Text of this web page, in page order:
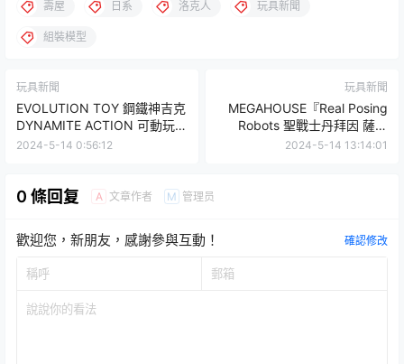
壽屋 日系 洛克人 玩具新聞
組裝模型
玩具新聞
EVOLUTION TOY 鋼鐵神吉克
DYNAMITE ACTION 可動玩具
REVIVAL新版
2024-5-14 0:56:12
玩具新聞
MEGAHOUSE『Real Posing
Robots 聖戰士丹拜因 薩拜
因』睽違 19 年的系列復活！
2024-5-14 13:14:01
0 條回复 A 文章作者 M 管理员
歡迎您，新朋友，感謝參與互動！ 確認修改